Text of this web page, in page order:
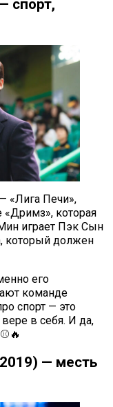
спорт,
«Лига Печи»,
которая
играет Пэк Сын
который должен
его
команде
спорт — это
в себя. И да,
— месть